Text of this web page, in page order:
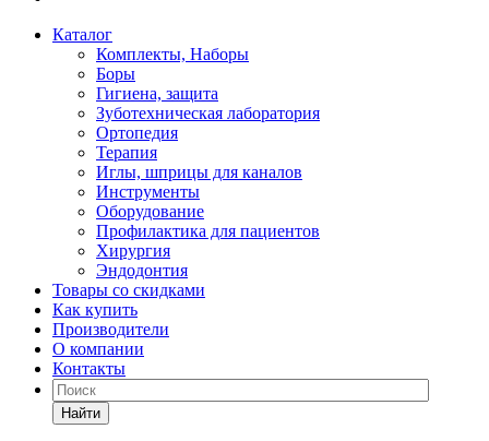
Каталог
Комплекты, Наборы
Боры
Гигиена, защита
Зуботехническая лаборатория
Ортопедия
Терапия
Иглы, шприцы для каналов
Инструменты
Оборудование
Профилактика для пациентов
Хирургия
Эндодонтия
Товары со скидками
Как купить
Производители
О компании
Контакты
Найти